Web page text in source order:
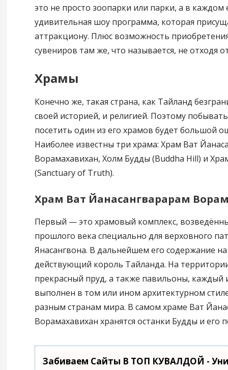
это не просто зоопарки или парки, а в каждом
удивительная шоу программа, которая
аттракциону. Плюс возможность
сувениров там же, что называется, не отходя
Храмы
Конечно же, такая страна, как Тайланд
своей историей, и религией. Поэтому
посетить один из его храмов будет большой
Наиболее известны три храма: Храм Ват
Ворамахавихан, Холм Будды (Buddha Hill) и
(Sanctuary of Truth).
Храм Ват Йанасангварарам
Первый — это храмовый комплекс,
прошлого века специально для верховного
Янасангвона. В дальнейшем его содержание на
действующий король Тайланда. На
прекрасный пруд, а также павильоны, каждый
выполнен в том или ином архитектурном
разным странам мира. В самом храме Ват
Ворамахавихан хранятся останки Будды и его
Забиваем Сайты В ТОП КУВАЛДОЙ -